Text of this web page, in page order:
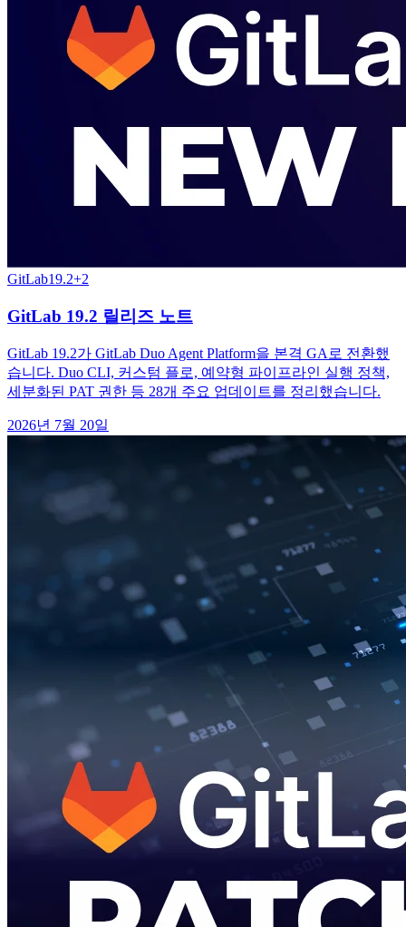
GitLab19.2+2
GitLab 19.2 릴리즈 노트
GitLab 19.2가 GitLab Duo Agent Platform을 본격 GA로 전환했
습니다. Duo CLI, 커스텀 플로, 예약형 파이프라인 실행 정책,
세분화된 PAT 권한 등 28개 주요 업데이트를 정리했습니다.
2026년 7월 20일